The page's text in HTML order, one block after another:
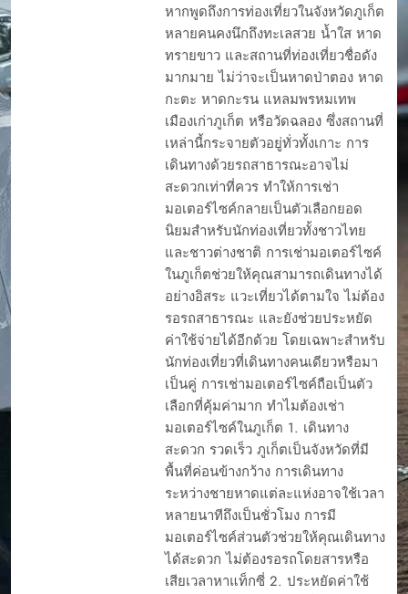
หากพูดถึงการท่องเที่ยวในจังหวัดภูเก็ต
หลายคนคงนึกถึงทะเลสวย น้ำใส หาด
ทรายขาว และสถานที่ท่องเที่ยวชื่อดัง
มากมาย ไม่ว่าจะเป็นหาดป่าตอง หาด
กะตะ หาดกะรน แหลมพรหมเทพ
เมืองเก่าภูเก็ต หรือวัดฉลอง ซึ่งสถานที่
เหล่านี้กระจายตัวอยู่ทั่วทั้งเกาะ การ
เดินทางด้วยรถสาธารณะอาจไม่
สะดวกเท่าที่ควร ทำให้การเช่า
มอเตอร์ไซค์กลายเป็นตัวเลือกยอด
นิยมสำหรับนักท่องเที่ยวทั้งชาวไทย
และชาวต่างชาติ การเช่ามอเตอร์ไซค์
ในภูเก็ตช่วยให้คุณสามารถเดินทางได้
อย่างอิสระ แวะเที่ยวได้ตามใจ ไม่ต้อง
รอรถสาธารณะ และยังช่วยประหยัด
ค่าใช้จ่ายได้อีกด้วย โดยเฉพาะสำหรับ
นักท่องเที่ยวที่เดินทางคนเดียวหรือมา
เป็นคู่ การเช่ามอเตอร์ไซค์ถือเป็นตัว
เลือกที่คุ้มค่ามาก ทำไมต้องเช่า
มอเตอร์ไซค์ในภูเก็ต 1. เดินทาง
สะดวก รวดเร็ว ภูเก็ตเป็นจังหวัดที่มี
พื้นที่ค่อนข้างกว้าง การเดินทาง
ระหว่างชายหาดแต่ละแห่งอาจใช้เวลา
หลายนาทีถึงเป็นชั่วโมง การมี
มอเตอร์ไซค์ส่วนตัวช่วยให้คุณเดินทาง
ได้สะดวก ไม่ต้องรอรถโดยสารหรือ
เสียเวลาหาแท็กซี่ 2. ประหยัดค่าใช้